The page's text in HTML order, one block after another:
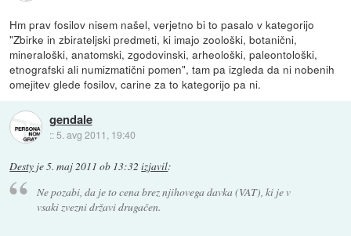
Hm prav fosilov nisem našel, verjetno bi to pasalo v kategorijo
"Zbirke in zbirateljski predmeti, ki imajo zoološki, botanični,
mineraloški, anatomski, zgodovinski, arheološki, paleontološki,
etnografski ali numizmatični pomen", tam pa izgleda da ni nobenih
omejitev glede fosilov, carine za to kategorijo pa ni.
gendale
:: 5. avg 2011, 19:40
Desty je5. maj 2011 ob 13:32 izjavil:
Ne pozabi, da je to cena brez njihovega davka (VAT), ki je v
vsaki zvezni državi drugačen.